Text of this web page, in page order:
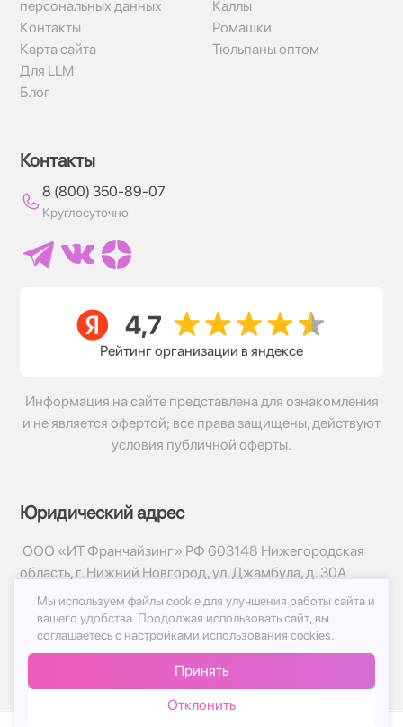
персональных данных
Контакты
Карта сайта
Для LLM
Блог
Каллы
Ромашки
Тюльпаны оптом
Контакты
8 (800) 350-89-07
Круглосуточно
Рейтинг организации в яндексе
Информация на сайте представлена для ознакомления
и не является офертой; все права защищены, действуют
условия публичной оферты.
Юридический адрес
ООО «ИТ Франчайзинг» РФ 603148 Нижегородская
область, г. Нижний Новгород, ул. Джамбула, д. 30А
© 2017-2026г, База Цветов 24.ру
Политика конфиденциальности
Публичная оферта
Мы используем файлы cookie для улучшения работы сайта и
вашего удобства. Продолжая использовать сайт, вы
соглашаетесь с настройками использования cookies.
Принять
Отклонить